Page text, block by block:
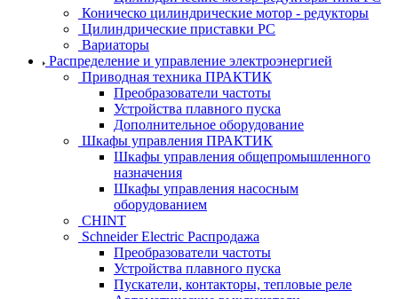
Коническо цилиндрические мотор - редукторы
Цилиндрические приставки PC
Вариаторы
Распределение и управление электроэнергией
Приводная техника ПРАКТИК
Преобразователи частоты
Устройства плавного пуска
Дополнительное оборудование
Шкафы управления ПРАКТИК
Шкафы управления общепромышленного
назначения
Шкафы управления насосным
оборудованием
CHINT
Schneider Electric Распродажа
Преобразователи частоты
Устройства плавного пуска
Пускатели, контакторы, тепловые реле